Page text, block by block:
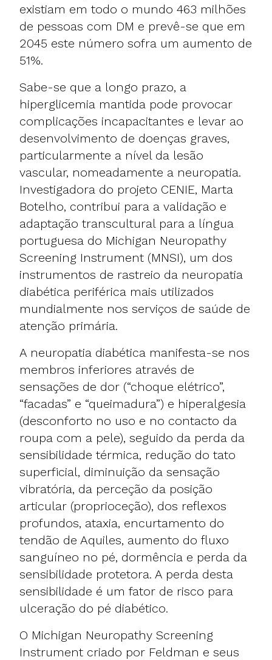
existiam em todo o mundo 463 milhões
de pessoas com DM e prevê-se que em
2045 este número sofra um aumento de
51%.
Sabe-se que a longo prazo, a
hiperglicemia mantida pode provocar
complicações incapacitantes e levar ao
desenvolvimento de doenças graves,
particularmente a nível da lesão
vascular, nomeadamente a neuropatia.
Investigadora do projeto CENIE, Marta
Botelho, contribui para a validação e
adaptação transcultural para a língua
portuguesa do Michigan Neuropathy
Screening Instrument (MNSI), um dos
instrumentos de rastreio da neuropatia
diabética periférica mais utilizados
mundialmente nos serviços de saúde de
atenção primária.
A neuropatia diabética manifesta-se nos
membros inferiores através de
sensações de dor (“choque elétrico”,
“facadas” e “queimadura”) e hiperalgesia
(desconforto no uso e no contacto da
roupa com a pele), seguido da perda da
sensibilidade térmica, redução do tato
superficial, diminuição da sensação
vibratória, da perceção da posição
articular (proprioceção), dos reflexos
profundos, ataxia, encurtamento do
tendão de Aquiles, aumento do fluxo
sanguíneo no pé, dormência e perda da
sensibilidade protetora. A perda desta
sensibilidade é um fator de risco para
ulceração do pé diabético.
O Michigan Neuropathy Screening
Instrument criado por Feldman e seus